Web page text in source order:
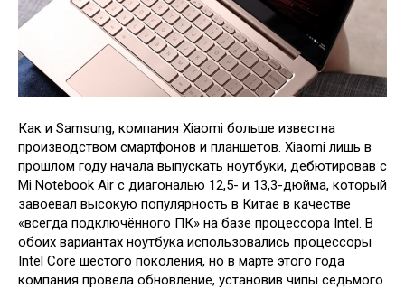
Как и Samsung, компания Xiaomi больше известна
производством смартфонов и планшетов. Xiaomi лишь в
прошлом году начала выпускать ноутбуки, дебютировав с
Mi Notebook Air с диагональю 12,5- и 13,3-дюйма, который
завоевал высокую популярность в Китае в качестве
«всегда подключённого ПК» на базе процессора Intel. В
обоих вариантах ноутбука использовались процессоры
Intel Core шестого поколения, но в марте этого года
компания провела обновление, установив чипы седьмого